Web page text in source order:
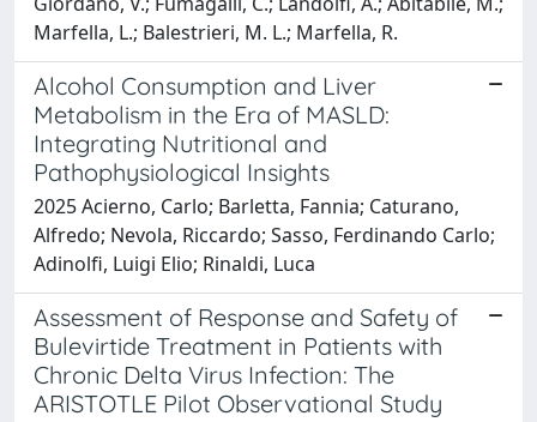
Marfella, L.; Balestrieri, M. L.; Marfella, R.
Alcohol Consumption and Liver
Metabolism in the Era of MASLD:
Integrating Nutritional and
Pathophysiological Insights
2025 Acierno, Carlo; Barletta, Fannia; Caturano,
Alfredo; Nevola, Riccardo; Sasso, Ferdinando Carlo;
Adinolfi, Luigi Elio; Rinaldi, Luca
Assessment of Response and Safety of
Bulevirtide Treatment in Patients with
Chronic Delta Virus Infection: The
ARISTOTLE Pilot Observational Study